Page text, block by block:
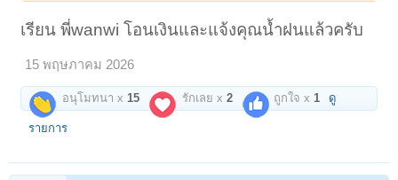
เรียน พี่wanwi โอนเงินและแจ้งคุณน้ำฝนแล้วครับ
15 พฤษภาคม 2026
อนุโมทนา x 15 รักเลย x2 ถูกใจ x 1 ดู
รายการ